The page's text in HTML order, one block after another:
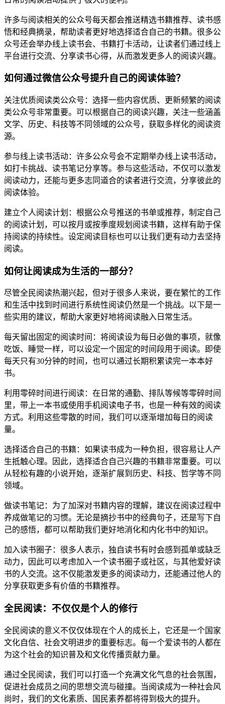
许多与阅读相关的公众号每天都会推送精选书籍推荐、读书感
悟和经典摘录，帮助读者更好地选择适合自己的书籍。很多公
众号还会举办线上读书会、书籍打卡活动，让读者们通过线上
平台进行交流、分享读书心得，从而激发更多人的阅读兴趣。
如何通过微信公众号提升自己的阅读体验？
关注优质阅读类公众号：选择一些内容优质、更新频繁的阅读
类公众号非常重要。可以根据自己的阅读兴趣，关注一些涵盖
文学、历史、科技等不同领域的公众号，获取多样化的阅读资
源。
参与线上读书活动：许多公众号会不定期举办线上读书活动，
如打卡挑战、读书笔记分享等。参与这些活动，不仅可以激发
阅读动力，还能与更多志同道合的读者进行交流，分享彼此的
阅读体验。
建立个人阅读计划：根据公众号推送的书单或推荐，制定自己
的阅读计划，可以按月或按季度规划阅读书籍，这样有助于保
持阅读的持续性。设定阅读目标也可以让我们更有动力去坚持
阅读。
如何让阅读成为生活的一部分？
尽管全民阅读热潮兴起，但对于很多人来说，要在繁忙的工作
和生活中找到时间进行系统性阅读仍然是一个挑战。以下是一
些实用的建议，帮助大家更好地将阅读融入日常生活。
每天留出固定的阅读时间：将阅读设为每日必做的事项，就像
吃饭、睡觉一样，可以设定一个固定的时间段用于阅读。即使
每天只有30分钟的时间，也可以通过长期积累读完一本本好
书。
利用零碎时间进行阅读：在日常的通勤、排队等候等零碎时间
里，带上一本书或使用手机阅读电子书，也是一种有效的阅读
方式。利用这些零散的时间，我们可以逐渐增加每日的阅读
量。
选择适合自己的书籍：如果读书成为一种负担，很容易让人产
生抵触心理。因此，选择适合自己兴趣的书籍非常重要。可以
从轻松有趣的小说开始，逐渐扩展到历史、科技、哲学等不同
领域。
做读书笔记：为了加深对书籍内容的理解，建议在阅读过程中
养成做笔记的习惯。无论是摘抄书中的经典句子，还是写下自
己的感悟，都可以帮助我们更好地消化和内化书中的知识。
加入读书圈子：很多人表示，独自读书有时会感到孤单或缺乏
动力，因此可以考虑加入一个读书圈子或社区，与其他爱好读
书的人交流。这不仅能激发更多的阅读动力，还能通过他人的
分享获取更多有价值的书籍推荐。
全民阅读：不仅仅是个人的修行
全民阅读的意义不仅仅体现在个人的成长上，它还是一个国家
文化自信、社会文明进步的重要标志。每一个爱读书的人都在
为这个社会的知识普及和文化传播贡献力量。
通过全民阅读，我们可以打造一个充满文化气息的社会氛围，
促进社会成员之间的思想交流与碰撞。当阅读成为一种社会风
尚时，我们的文化素质、国民素养都将得到极大的提升。